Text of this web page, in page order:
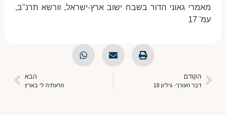
מאמרי גאוני הדור בשבח ישוב ארץ-ישראל, וורשא תרנ"ב,
עמ' 17
הקודם
דבר העורך- גיליון 18
הבא
וזרעתיה לי בארץ